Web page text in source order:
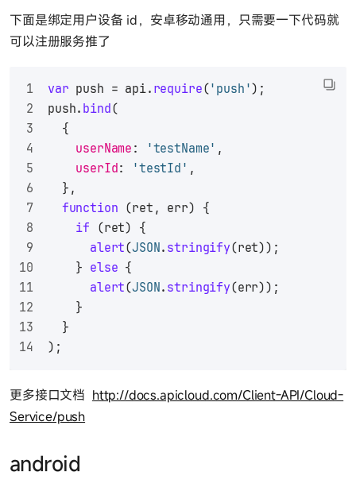
下面是绑定用户设备 id，安卓移动通用，只需要一下代码就
可以注册服务推了
var push = api. require('push');
push. bind(
  {
userName : 'testName' ,
userId: 'testId' ,
  },
function (ret, err) {
if (ret) {
alert(JSON. stringify(ret));
    }
else {
alert(JSON. stringify(err));
    }
  }
);
更多接口文档 http://docs.apicloud.com/Client-API/Cloud-
Service/push
android